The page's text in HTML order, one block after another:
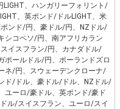
LIGHT、ハンガリーフォリント/
、英ポンド/ドルLIGHT、米
ンド/円、豪ドル/円、NZドル/
シコペソ/円、南アフリカラン
イスフラン/円、カナダドル/
ポールドル/円、ポーランドズロ
ネ/円、スウェーデンクローナ/
ド/ドル、豪ドル/ドル、NZドル/
ユーロ/豪ドル、英ポンド/豪ド
ル/スイスフラン、ユーロ/スイ